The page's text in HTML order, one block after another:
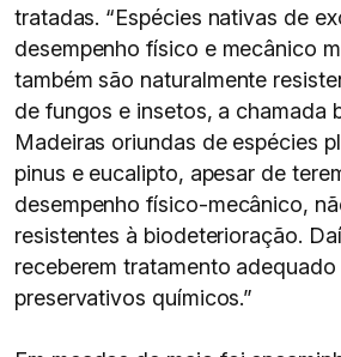
tratadas. “Espécies nativas de
desempenho físico e mecânico
também são naturalmente
de fungos e insetos, a chamada
Madeiras oriundas de espécies
pinus e eucalipto, apesar de
desempenho físico-mecânico,
resistentes à biodeterioração.
receberem tratamento
preservativos químicos.”